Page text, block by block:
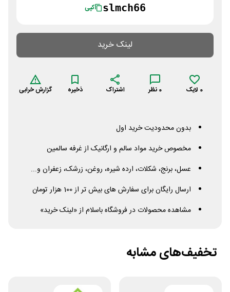
slmch66 کپی
لینک خرید
0 لایک 0 نظر اشتراک ذخیره گزارش خرابی
بدون محدودیت خرید اول
مخصوص خرید مواد سالم و ارگانیک از غرفه سالمین
عسل، برنج، شکلات، ارده شیره، روغن، زرشک، زعفران و...
ارسال رایگان برای سفارش های بیش تر از 100 هزار تومان
مشاهده محصولات در فروشگاه باسلام از «لینک خرید»
تخفیف‌های مشابه